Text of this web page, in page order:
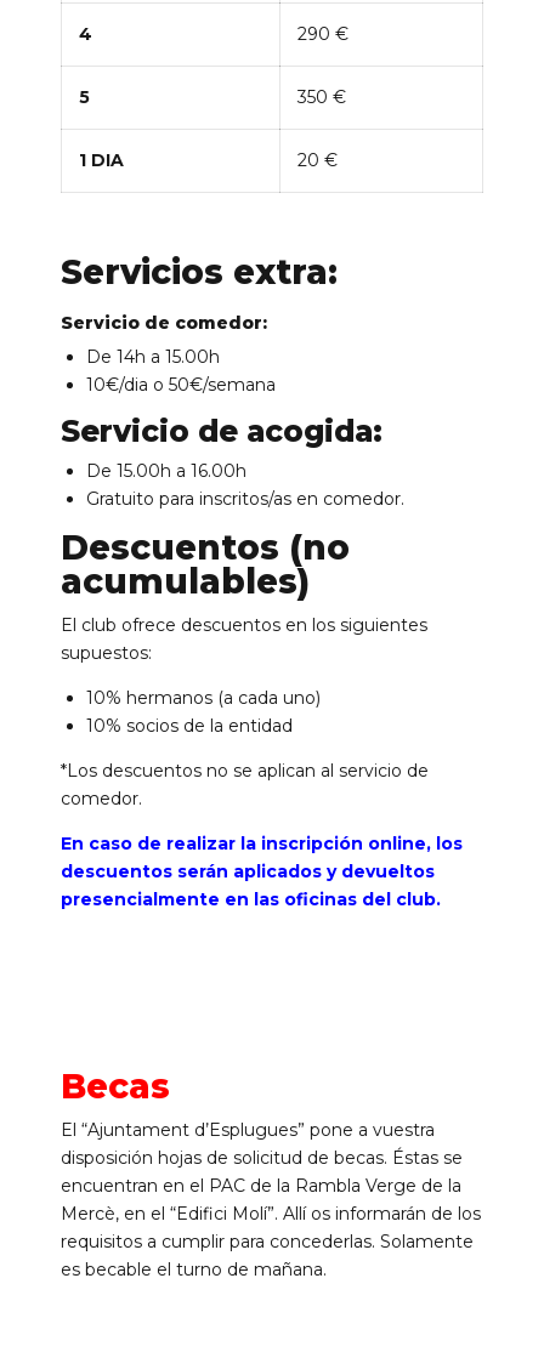
4 290 €
5 350 €
1 DIA 20 €
Servicios extra:
Servicio de comedor:
De 14h a 15.00h
10€/dia o 50€/semana
Servicio de acogida:
De 15.00h a 16.00h
Gratuito para inscritos/as en comedor.
Descuentos (no
acumulables)
El club ofrece descuentos en los siguientes
supuestos:
10% hermanos (a cada uno)
10% socios de la entidad
*Los descuentos no se aplican al servicio de
comedor.
En caso de realizar la inscripción online, los
descuentos serán aplicados y devueltos
presencialmente en las oficinas del club.
Becas
El “Ajuntament d’Esplugues” pone a vuestra
disposición hojas de solicitud de becas. Éstas se
encuentran en el PAC de la Rambla Verge de la
Mercè, en el “Edifici Molí”. Allí os informarán de los
requisitos a cumplir para concederlas. Solamente
es becable el turno de mañana.